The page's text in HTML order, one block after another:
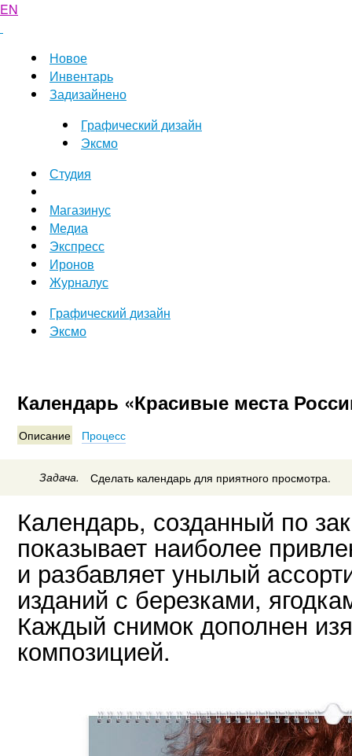
EN
Новое
Инвентарь
Задизайнено
Графический дизайн
Эксмо
Студия
Магазинус
Медиа
Экспресс
Иронов
Журналус
Графический дизайн
Эксмо
Календарь «Красивые места
Описание Процесс
Задача. Сделать календарь для приятного просмотра.
Календарь, созданный по
показывает наиболее
и разбавляет унылый
изданий с березками,
Каждый снимок дополнен
композицией.